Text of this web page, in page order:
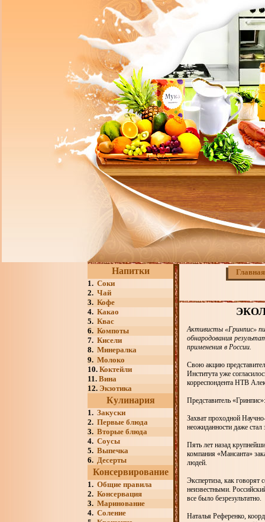
Напитки
1. Соки
2. Чай
3. Кофе
4. Какао
5. Квас
6. Компоты
7. Кисели
8. Минералка
9. Молоко
10. Коктейли
11. Вина
12. Экзотика
Кулинария
1. Закуски
2. Первые блюда
3. Вторые блюда
4. Соусы
5. Выпечка
6. Десерты
Консервирование
1. Общие правила
2. Консервация
3. Маринование
4. Соление
Главная
Активисты «Гринпис»
обнародования
применения в России.
Свою акцию
Института уже
корреспондента НТВ
Представитель
Захват проходной
неожиданности даже стал
Пять лет назад
компания «Мансанта»
людей.
Экспертиза, как говорят
неизвестными.
все было безрезультатно.
Наталья Референко,